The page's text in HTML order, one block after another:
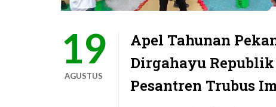
19
AGUSTUS
Apel Tahunan
Dirgahayu
Pesantren Trubus